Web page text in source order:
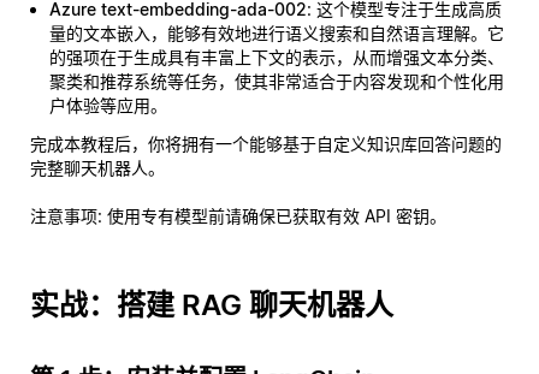
Azure text-embedding-ada-002: 这个模型专注于生成高质
量的文本嵌入，能够有效地进行语义搜索和自然语言理解。它
的强项在于生成具有丰富上下文的表示，从而增强文本分类、
聚类和推荐系统等任务，使其非常适合于内容发现和个性化用
户体验等应用。
完成本教程后，你将拥有一个能够基于自定义知识库回答问题的
完整聊天机器人。
注意事项: 使用专有模型前请确保已获取有效 API 密钥。
实战：搭建 RAG 聊天机器人